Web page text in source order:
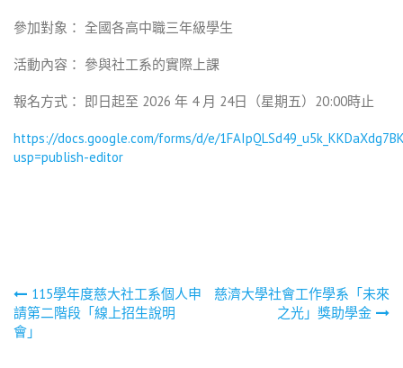
參加對象： 全國各高中職三年級學生
活動內容： 參與社工系的實際上課
報名方式： 即日起至 2026 年 4 月 24日（星期五）20:00時止
https://docs.google.com/forms/d/e/
usp=publish-editor
文
章
115學年度慈大社工系個人申
請第二階段「線上招生說明
會」
慈濟大學社會工作學系「未來
之光」獎助學金